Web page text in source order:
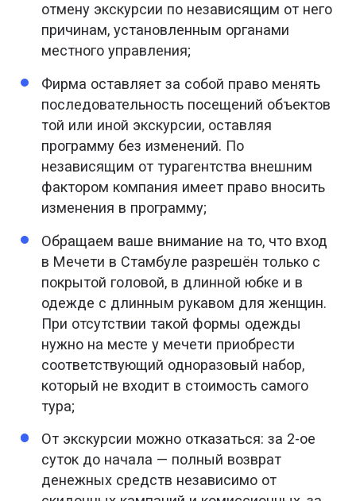
отмену экскурсии по независящим от него
причинам, установленным органами
местного управления;
Фирма оставляет за собой право менять
последовательность посещений объектов
той или иной экскурсии, оставляя
программу без изменений. По
независящим от турагентства внешним
фактором компания имеет право вносить
изменения в программу;
Обращаем ваше внимание на то, что вход
в Мечети в Стамбуле разрешён только с
покрытой головой, в длинной юбке и в
одежде с длинным рукавом для женщин.
При отсутствии такой формы одежды
нужно на месте у мечети приобрести
соответствующий одноразовый набор,
который не входит в стоимость самого
тура;
От экскурсии можно отказаться: за 2-ое
суток до начала — полный возврат
денежных средств независимо от